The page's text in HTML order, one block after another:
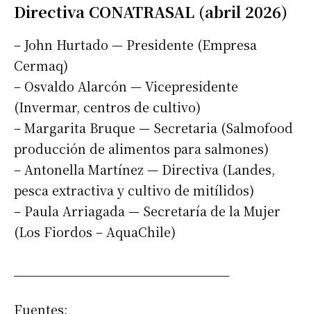
Directiva CONATRASAL (abril 2026)
– John Hurtado — Presidente (Empresa
Cermaq)
– Osvaldo Alarcón — Vicepresidente
(Invermar, centros de cultivo)
– Margarita Bruque — Secretaria (Salmofood
producción de alimentos para salmones)
– Antonella Martínez — Directiva (Landes,
pesca extractiva y cultivo de mitílidos)
– Paula Arriagada — Secretaría de la Mujer
(Los Fiordos – AquaChile)
Fuentes: